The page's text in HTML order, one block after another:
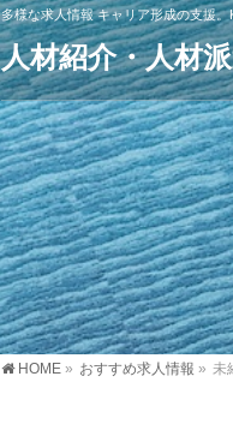
多様な求人情報 キャリア形成の支援
人材紹介・人材
HOME » おすすめ求人情報 » 未